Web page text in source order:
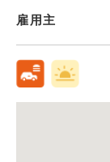
雇用主